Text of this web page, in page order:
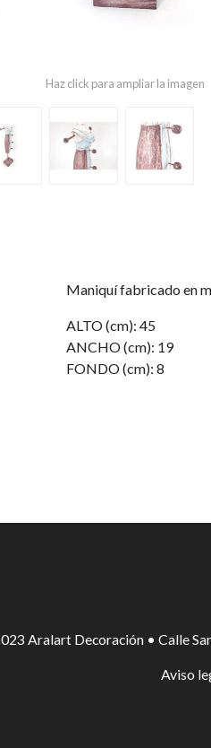
Haz click para ampliar la imagen
Maniquí fabricado en
ALTO (cm): 45
ANCHO (cm): 19
FONDO (cm): 8
Aralart Decoración • Calle
Aviso